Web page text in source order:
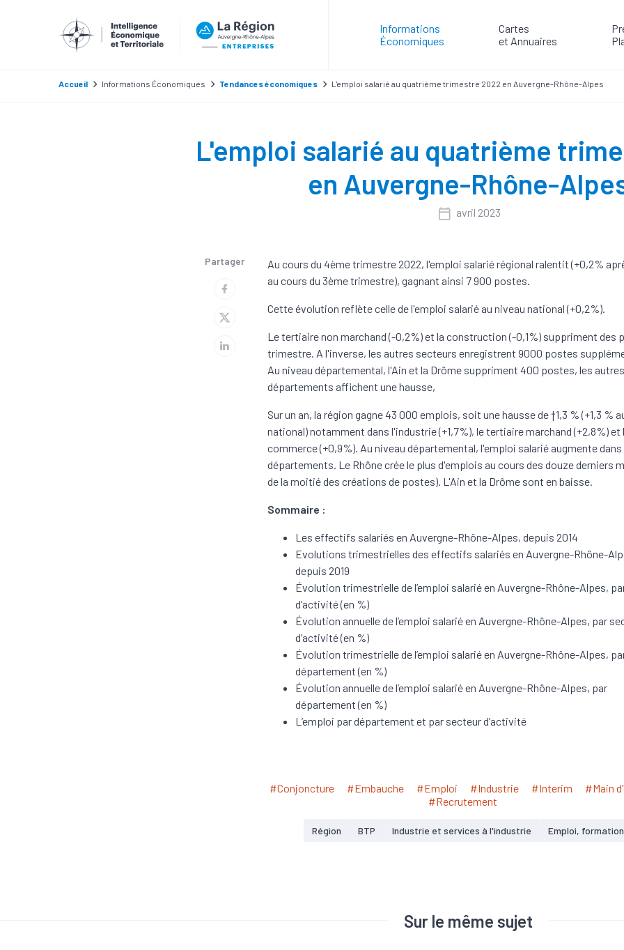
Informations
Économiques
Cartes
et Annuaires
Accueil Informations Économiques Tendances économiques L'emploi salarié au quatrième trimestre 2022 en Auvergne-Rhône-Alpes
L'emploi salarié au quatrième
en Auvergne-Rhône-
avril 2023
Partager
Au cours du 4ème trimestre 2022, l'emploi salarié régional ralentit (+0,2%
au cours du 3ème trimestre), gagnant ainsi 7 900 postes.
Cette évolution reflète celle de l'emploi salarié au niveau national (+0,2%).
Le tertiaire non marchand (-0,2%) et la construction (-0,1%) suppriment des
trimestre. A l'inverse, les autres secteurs enregistrent 9000 postes
Au niveau départemental, l'Ain et la Drôme suppriment 400 postes, les autres
départements affichent une hausse,
Sur un an, la région gagne 43 000 emplois, soit une hausse de †1,3 % (+1,3 %
national) notamment dans l'industrie (+1,7%), le tertiaire marchand (+2,8%) et
commerce (+0,9%). Au niveau départemental, l'emploi salarié augmente dans
départements. Le Rhône crée le plus d'emplois au cours des douze derniers
de la moitié des créations de postes). L'Ain et la Drôme sont en baisse.
Sommaire :
Les effectifs salariés en Auvergne-Rhône-Alpes, depuis 2014
Evolutions trimestrielles des effectifs salariés en Auvergne-Rhône-
depuis 2019
Évolution trimestrielle de l’emploi salarié en Auvergne-Rhône-Alpes,
d’activité (en %)
Évolution annuelle de l’emploi salarié en Auvergne-Rhône-Alpes, par
d’activité (en %)
Évolution trimestrielle de l’emploi salarié en Auvergne-Rhône-Alpes,
département (en %)
Évolution annuelle de l’emploi salarié en Auvergne-Rhône-Alpes, par
département (en %)
L’emploi par département et par secteur d’activité
#Conjoncture #Embauche #Emploi #Industrie #Interim
#Main
#Recrutement
Région BTP Industrie et services à l'industrie Emploi, formation
Sur le même sujet